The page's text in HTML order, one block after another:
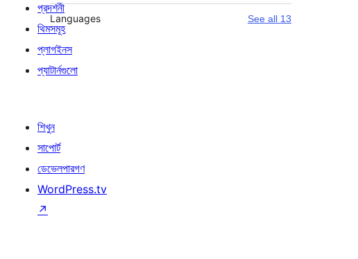
Languages See all 13
প্রদর্শনী
থিমসমূহ
প্লাগইনস
প্যাটার্নগুলো
শিখুন
সাপোর্ট
ডেভেলপারগণ
WordPress.tv
↗